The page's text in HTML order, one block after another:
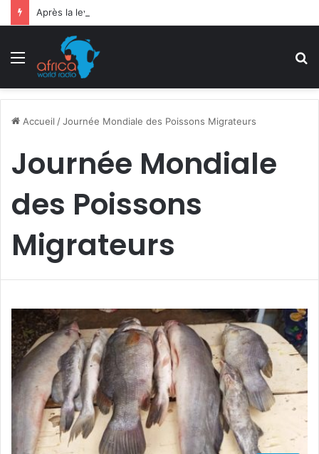
Menu
Accueil /Journée Mondiale des Poissons Migrateurs
Journée Mondiale
des Poissons
Migrateurs